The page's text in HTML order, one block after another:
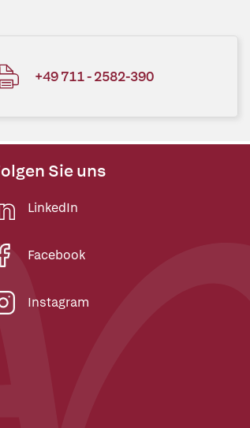
+49 711 - 2582-390
Sie uns
LinkedIn
Facebook
Instagram